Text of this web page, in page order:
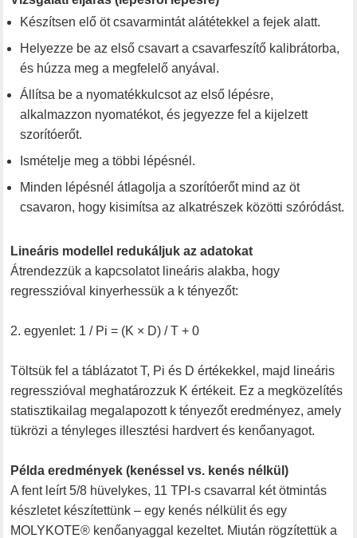
Készítsen elő öt csavarmintát alátétekkel a fejek alatt.
Helyezze be az első csavart a csavarfeszítő kalibrátorba,
és húzza meg a megfelelő anyával.
Állítsa be a nyomatékkulcsot az első lépésre,
alkalmazzon nyomatékot, és jegyezze fel a kijelzett
szorítóerőt.
Ismételje meg a többi lépésnél.
Minden lépésnél átlagolja a szorítóerőt mind az öt
csavaron, hogy kisimítsa az alkatrészek közötti szóródást.
Lineáris modellel redukáljuk az adatokat
Átrendezzük a kapcsolatot lineáris alakba, hogy
regresszióval kinyerhessük a k tényezőt:
2. egyenlet: 1 / Pi = (K × D) / T + 0
Töltsük fel a táblázatot T, Pi és D értékekkel, majd lineáris
regresszióval meghatározzuk K értékeit. Ez a megközelítés
statisztikailag megalapozott k tényezőt eredményez, amely
tükrözi a tényleges illesztési hardvert és kenőanyagot.
Példa eredmények (kenéssel vs. kenés nélkül)
A fent leírt 5/8 hüvelykes, 11 TPI-s csavarral két ötmintás
készletet készítettünk – egy kenés nélkülit és egy
MOLYKOTE® kenőanyaggal kezeltet. Miután rögzítettük a